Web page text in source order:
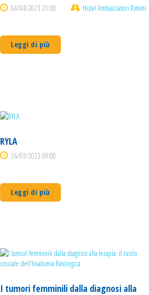
04/04/2023 21:00 Hotel Ambasciatori Rimini
Leggi di più
RYLA
26/03/2023 09:00
Leggi di più
I tumori femminili dalla diagnosi alla